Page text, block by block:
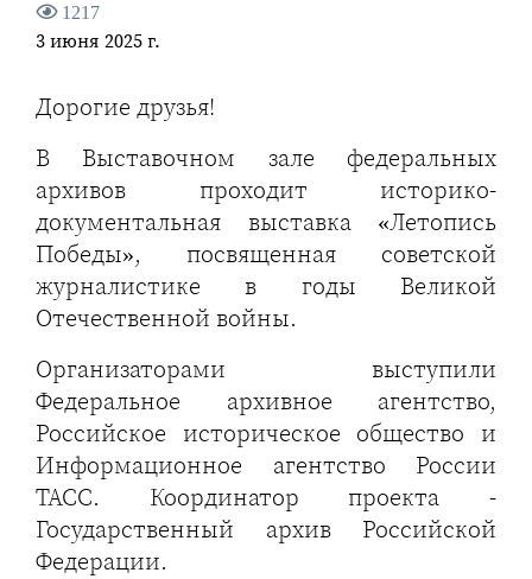
1217
3 июня 2025 г.
Дорогие друзья!
В Выставочном зале федеральных
архивов проходит историко-
документальная выставка «Летопись
Победы», посвященная советской
журналистике в годы Великой
Отечественной войны.
Организаторами выступили
Федеральное архивное агентство,
Российское историческое общество и
Информационное агентство России
ТАСС. Координатор проекта -
Государственный архив Российской
Федерации.